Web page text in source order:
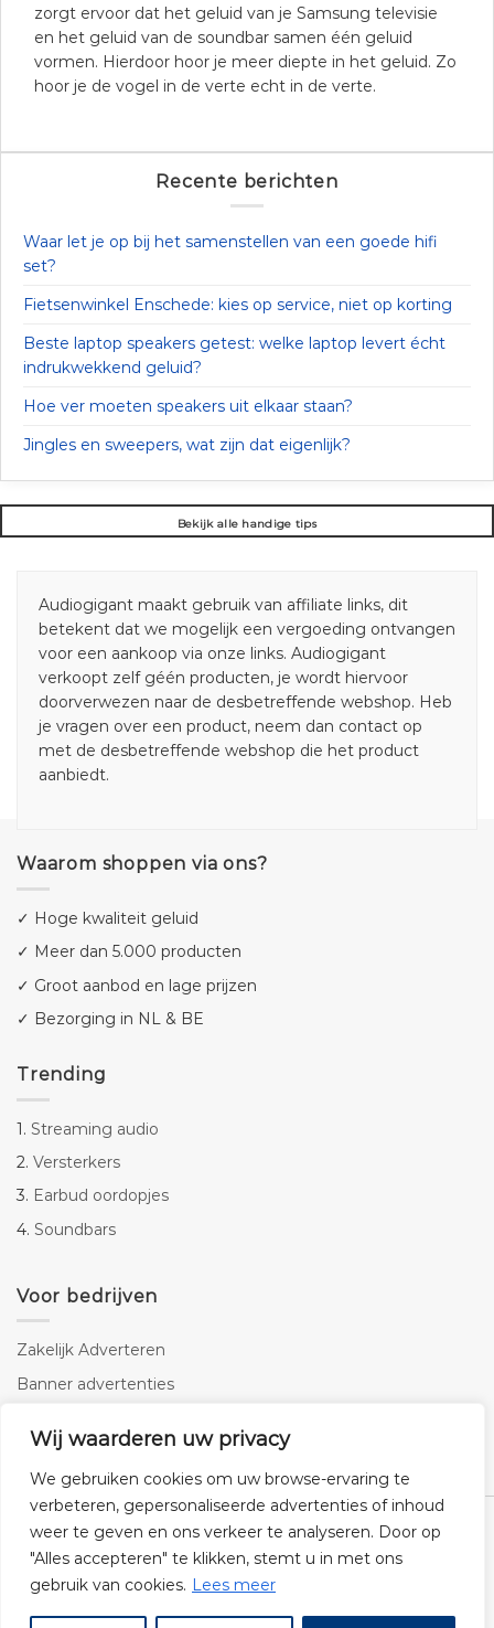
Wij waarderen uw privacy
We gebruiken cookies om uw browse-ervaring te
verbeteren, gepersonaliseerde advertenties of inhoud
weer te geven en ons verkeer te analyseren. Door op
"Alles accepteren" te klikken, stemt u in met ons
gebruik van cookies. Lees meer
zorgt ervoor dat het geluid van je Samsung televisie
en het geluid van de soundbar samen één geluid
vormen. Hierdoor hoor je meer diepte in het geluid. Zo
hoor je de vogel in de verte echt in de verte.
Recente berichten
Waar let je op bij het samenstellen van een goede hifi
set?
Fietsenwinkel Enschede: kies op service, niet op korting
Beste laptop speakers getest: welke laptop levert écht
indrukwekkend geluid?
Hoe ver moeten speakers uit elkaar staan?
Jingles en sweepers, wat zijn dat eigenlijk?
Bekijk alle handige tips
Audiogigant maakt gebruik van affiliate links, dit
betekent dat we mogelijk een vergoeding ontvangen
voor een aankoop via onze links. Audiogigant
verkoopt zelf géén producten, je wordt hiervoor
doorverwezen naar de desbetreffende webshop. Heb
je vragen over een product, neem dan contact op
met de desbetreffende webshop die het product
aanbiedt.
Waarom shoppen via ons?
✓ Hoge kwaliteit geluid
✓ Meer dan 5.000 producten
✓ Groot aanbod en lage prijzen
✓ Bezorging in NL & BE
Trending
1. Streaming audio
2. Versterkers
3. Earbud oordopjes
4. Soundbars
Voor bedrijven
Zakelijk Adverteren
Banner advertenties
SEO copywriting